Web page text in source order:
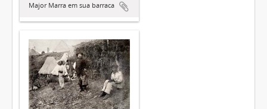
Major Marra em sua barraca